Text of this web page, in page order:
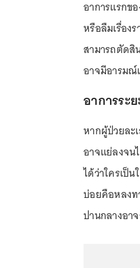
อาการแรกข
หรือลืมเรื่อง
สามารถตัดสิ
อาจมีอารมณ์
อาการระ
หากผู้ป่วยละ
อาจแย่ลงจน
ได้ว่าใครเป็
บ่อยคือหลงท
ปานกลางอา